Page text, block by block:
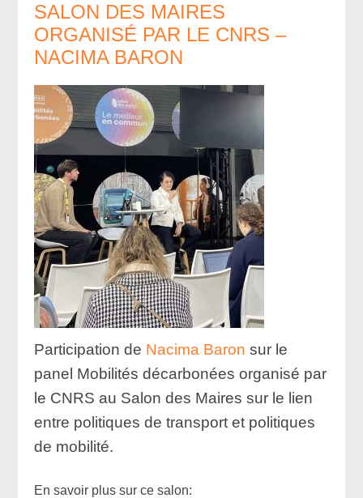
SALON DES MAIRES
ORGANISÉ PAR LE CNRS –
NACIMA BARON
Participation de Nacima Baron sur le
panel Mobilités décarbonées organisé par
le CNRS au Salon des Maires sur le lien
entre politiques de transport et politiques
de mobilité.
En savoir plus sur ce salon: